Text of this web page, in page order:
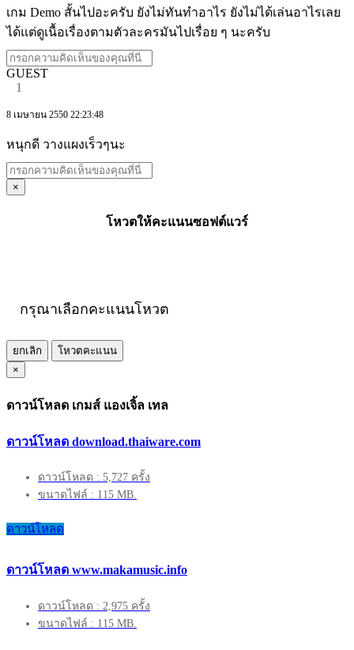
เกม Demo สั้นไปอะครับ ยังไม่ทันทำอาไร ยังไม่ได้เล่นอาไรเลย
ได้แต่ดูเนื้อเรื่องตามตัวละครมันไปเรื่อย ๆ นะครับ
GUEST
1
8 เมษายน 2550 22:23:48
หนุกดี วางแผงเร็วๆนะ
×
โหวตให้คะแนนซอฟต์แวร์
กรุณาเลือกคะแนนโหวต
ยกเลิก
โหวตคะแนน
×
ดาวน์โหลด เกมส์ แองเจิ้ล เทล
ดาวน์โหลด download.thaiware.com
ดาวน์โหลด : 5,727 ครั้ง
ขนาดไฟล์ : 115 MB.
ดาวน์โหลด
ดาวน์โหลด www.makamusic.info
ดาวน์โหลด : 2,975 ครั้ง
ขนาดไฟล์ : 115 MB.